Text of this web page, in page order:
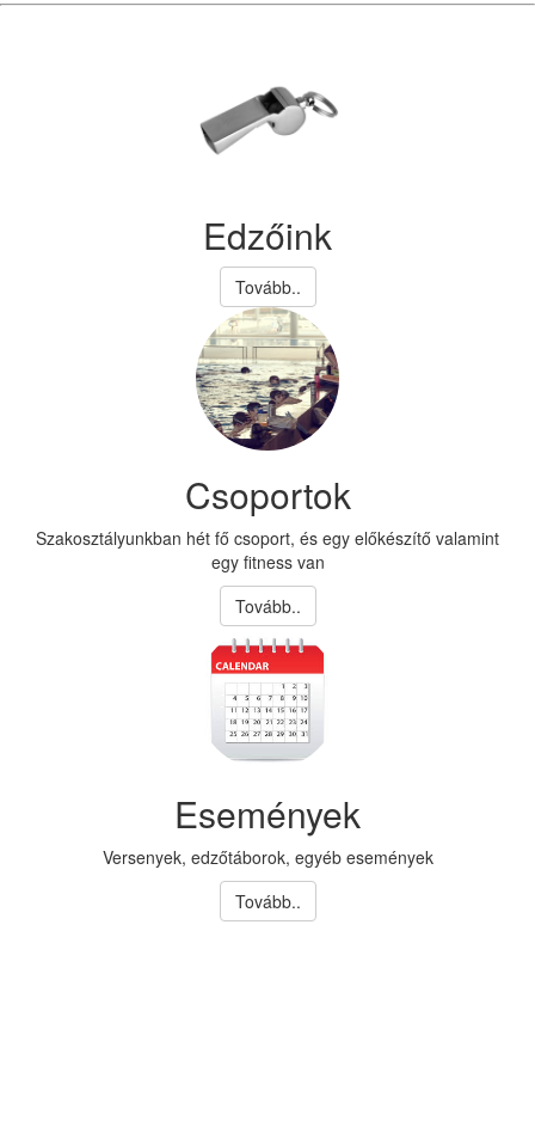
Edzőink
Tovább..
Csoportok
Szakosztályunkban hét fő csoport, és egy előkészítő valamint
egy fitness van
Tovább..
Események
Versenyek, edzőtáborok, egyéb események
Tovább..